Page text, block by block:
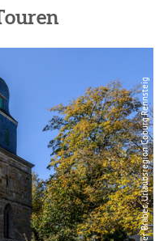
© Rainer Brabec, Urlaubsregion Coburg.Rennsteig